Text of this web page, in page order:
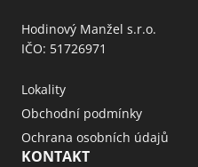
Hodinový Manžel s.r.o.
IČO: 51726971
Lokality
Obchodní podmínky
Ochrana osobních údajů
KONTAKT